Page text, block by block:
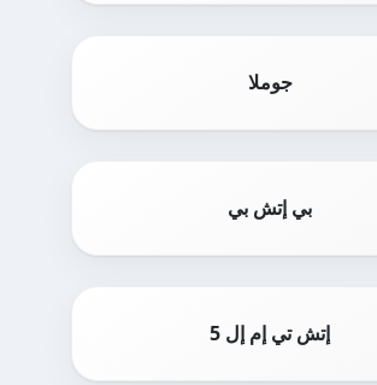
جوملا
بي إتش بي
إتش تي إم إل 5